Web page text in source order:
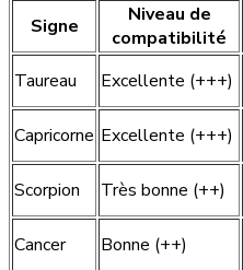
Signe
Niveau de
compatibilité
Taureau Excellente (+++)
Capricorne Excellente (+++)
Scorpion
Très bonne (++)
Cancer
Bonne (++)